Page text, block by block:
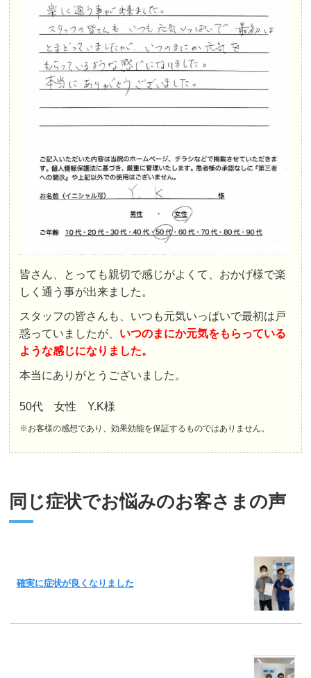
皆さん、とっても親切で感じがよくて、おかげ様で楽
しく通う事が出来ました。
スタッフの皆さんも、いつも元気いっぱいで最初は戸
惑っていましたが、 いつのまにか元気をもらっている
ような感じになりました。
本当にありがとうございました。
50代 女性 Y.K様
※お客様の感想であり、効果効能を保証するものではありません。
同じ症状でお悩みのお客さまの声
確実に症状が良くなりました